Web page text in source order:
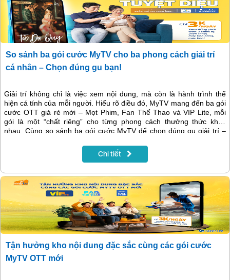
So sánh ba gói cước MyTV cho ba phong cách giải trí
cá nhân – Chọn đúng gu bạn!
Giải trí không chỉ là việc xem nội dung, mà còn là hành trình thể
hiện cá tính của mỗi người. Hiểu rõ điều đó, MyTV mang đến ba gói
cước OTT giá rẻ mới – Mọt Phim, Fan Thể Thao và VIP Lite, mỗi
gói là một “chất riêng” cho từng phong cách thưởng thức khác
nhau. Cùng so sánh ba gói cước MyTV để chọn đúng gu giải trí –
Chi tiết
Tận hưởng kho nội dung đặc sắc cùng các gói cước
MyTV OTT mới